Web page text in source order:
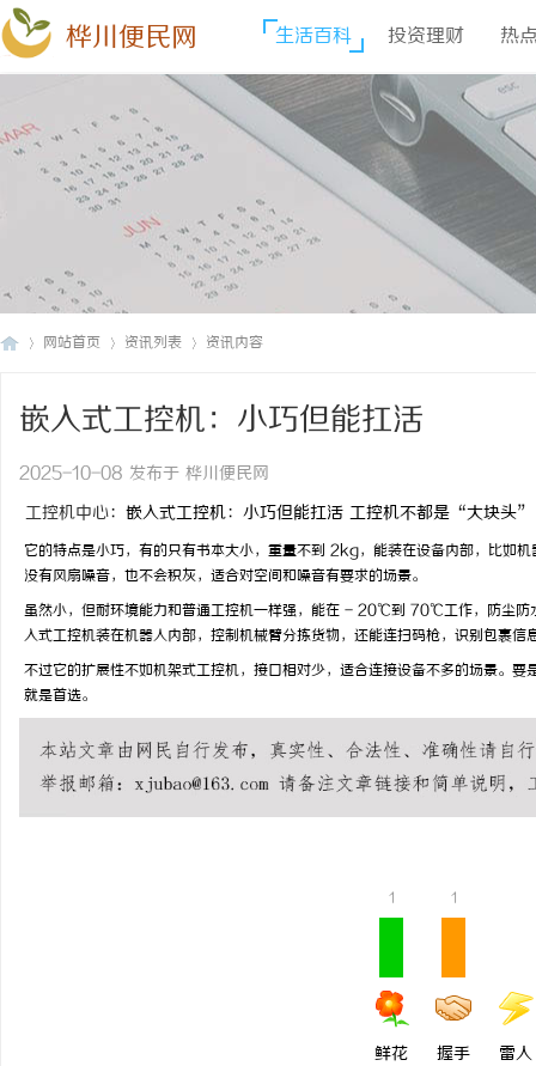
桦川便民网 生活百科 投资理财 热
网站首页 资讯列表 资讯内容
嵌入式工控机：小巧但能扛活
2025-10-08 发布于 桦川便民网
工控机中心：嵌入式工控机：小巧但能扛活 工控机不都是“大块
它的特点是小巧，有的只有书本大小，重量不到 2kg，能装在设备内部，比如
没有风扇噪音，也不会积灰，适合对空间和噪音有要求的场景。
虽然小，但耐环境能力和普通工控机一样强，能在 - 20℃到 70℃工作，防尘防
入式工控机装在机器人内部，控制机械臂分拣货物，还能连扫码枪，识别包裹信
不过它的扩展性不如机架式工控机，接口相对少，适合连接设备不多的场景。
就是首选。
1
鲜花
1
握手 雷人